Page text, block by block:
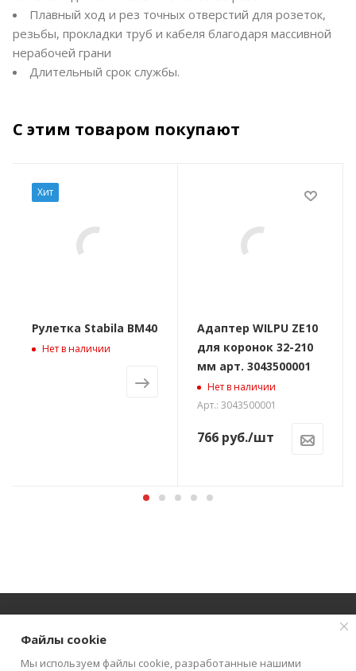
Плавный ход и рез точных отверстий для розеток,
резьбы, прокладки труб и кабеля благодаря массивной
нерабочей грани
Длительный срок службы.
С этим товаром покупают
Хит
Рулетка Stabila BM40
Нет в наличии
Адаптер WILPU ZE10
для коронок 32-210
мм арт. 3043500001
Нет в наличии
Арт.: 3043500001
766 руб./шт
Файлы cookie
Мы используем файлы cookie, разработанные нашими